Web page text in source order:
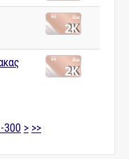
300 > >>